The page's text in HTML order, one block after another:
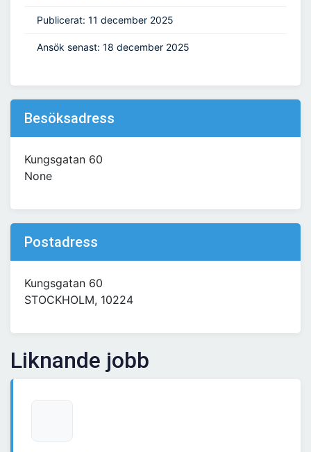
Publicerat: 11 december 2025
Ansök senast: 18 december 2025
Besöksadress
Kungsgatan 60
None
Postadress
Kungsgatan 60
STOCKHOLM, 10224
Liknande jobb